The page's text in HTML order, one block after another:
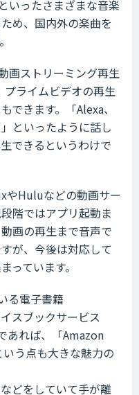
いったさまざまな音楽
め、国内外の楽曲を
画ストリーミング再生
ライムビデオの再生
できます。「Alexa、
といったように話し
できるというわけで
やHuluなどの動画サー
階ではアプリ起動ま
画の再生まで音声で
が、今後は対応して
っています。
る電子書籍
スブックサービス
あれば、「Amazon
う点も大きな魅力の
どをしていて手が離